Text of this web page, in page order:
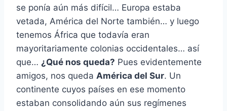
se ponía aún más difícil… Europa estaba
vetada, América del Norte también… y luego
tenemos África que todavía eran
mayoritariamente colonias occidentales… así
que… ¿Qué nos queda? Pues evidentemente
amigos, nos queda América del Sur. Un
continente cuyos países en ese momento
estaban consolidando aún sus regímenes